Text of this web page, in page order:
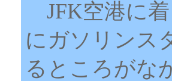
JFK空港に
にガソリンス
るところがな